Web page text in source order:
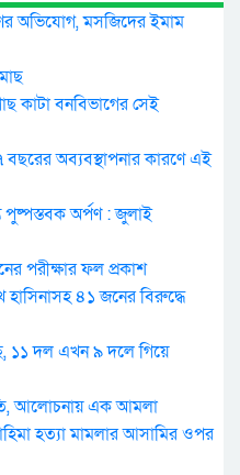
অভিযোগ, মসজিদের ইমাম
কাটা বনবিভাগের সেই
বছরের অব্যবস্থাপনার কারণে এই
পুষ্পস্তবক অর্পণ : জুলাই
পরীক্ষার ফল প্রকাশ
হাসিনাসহ ৪১ জনের বিরুদ্ধে
১১ দল এখন ৯ দলে গিয়ে
আলোচনায় এক আমলা
হত্যা মামলার আসামির ওপর